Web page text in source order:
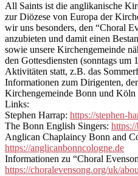
All Saints ist die anglikanische
zur Diözese von Europa der
wir uns besonders, den “Choral
anzubieten und damit einen
sowie unsere Kirchengemeinde
den Gottesdiensten (sonntags um
Aktivitäten statt, z.B. das
Informationen zum Dirigenten,
Kirchengemeinde Bonn und Köln
Links:
Stephen Harrap: https://stephen-
The Bonn English Singers:
Anglican Chaplaincy Bonn and
https://anglicanbonncologne.de
Informationen zu “Choral
https://choralevensong.org/uk/